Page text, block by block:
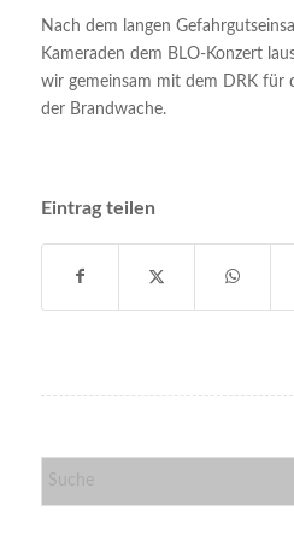
Nach dem langen
Kameraden dem BLO-Konzert
wir gemeinsam mit dem DRK für
der Brandwache.
Eintrag teilen